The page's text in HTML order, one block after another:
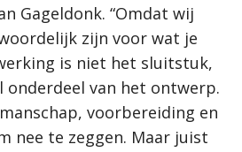
Gageldonk. “Omdat wij
zijn voor wat je
is niet het sluitstuk,
onderdeel van het ontwerp.
voorbereiding en
nee te zeggen. Maar juist